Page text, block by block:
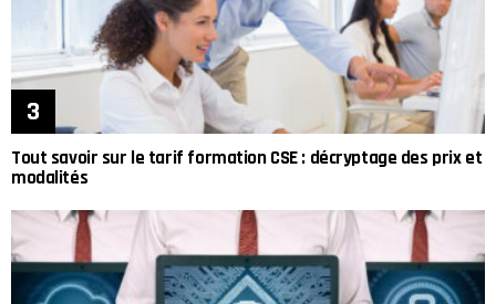
Tout savoir sur le tarif formation CSE : décryptage des prix et
modalités